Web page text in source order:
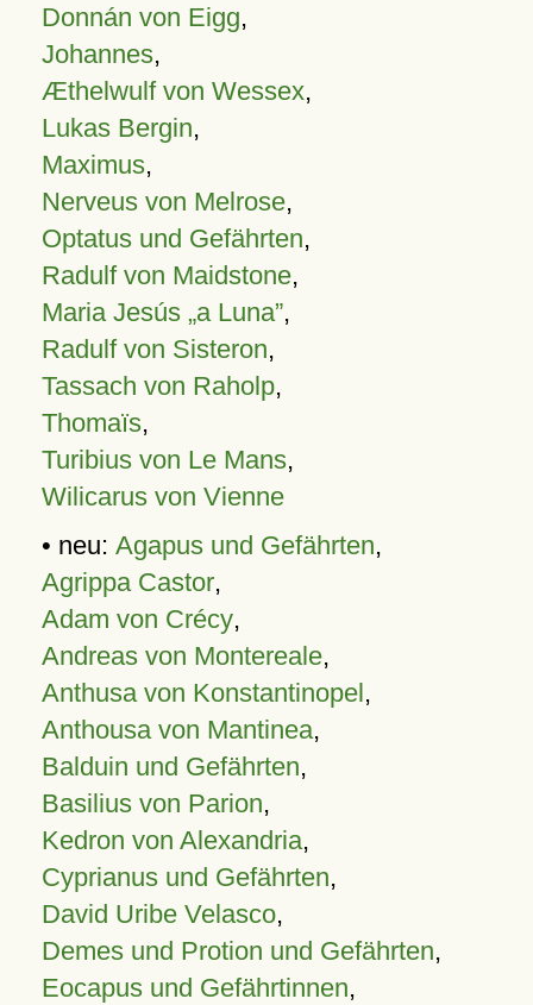
Donnán von Eigg,
Johannes,
Æthelwulf von Wessex,
Lukas Bergin,
Maximus,
Nerveus von Melrose,
Optatus und Gefährten,
Radulf von Maidstone,
Maria Jesús „a Luna”,
Radulf von Sisteron,
Tassach von Raholp,
Thomaïs,
Turibius von Le Mans,
Wilicarus von Vienne
• neu: Agapus und Gefährten,
Agrippa Castor,
Adam von Crécy,
Andreas von Montereale,
Anthusa von Konstantinopel,
Anthousa von Mantinea,
Balduin und Gefährten,
Basilius von Parion,
Kedron von Alexandria,
Cyprianus und Gefährten,
David Uribe Velasco,
Demes und Protion und Gefährten,
Eocapus und Gefährtinnen,